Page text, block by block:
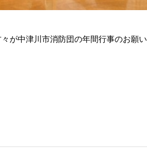
が中津川市消防団の年間行事のお願い